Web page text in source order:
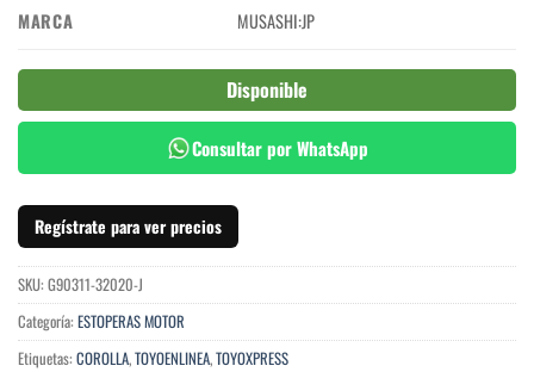
MARCA MUSASHI:JP
Disponible
Consultar por WhatsApp
Regístrate para ver precios
SKU: G90311-32020-J
Categoría: ESTOPERAS MOTOR
Etiquetas: COROLLA,TOYOENLINEA,TOYOXPRESS